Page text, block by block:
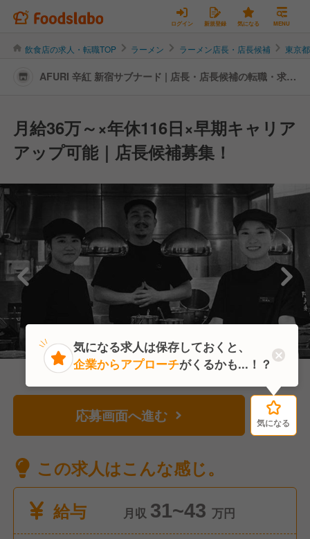
ログイン 新規登録 気になる MENU
飲食店の求人・転職TOP ラーメン ラーメン店長・店長候補 東京
AFURI 辛紅 新宿サブナード | 店長・店長候補の転職・求人
月給36万～×年休116日×早期キャリア
アップ可能｜店長候補募集！
応募画面へ進む 気になる
この求人はこんな感じ。
給与
月収 31~43 万円
気になる
気になる求人は保存しておくと、
企業からアプローチがくるかも...！？